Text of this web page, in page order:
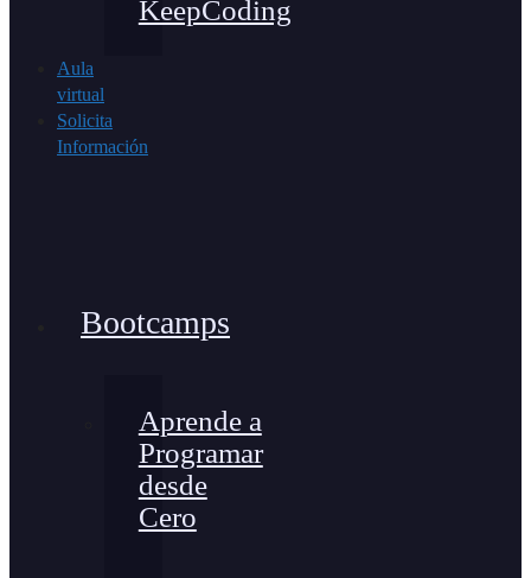
KeepCoding
Aula
virtual
Solicita
Información
Bootcamps
Aprende a
Programar
desde
Cero